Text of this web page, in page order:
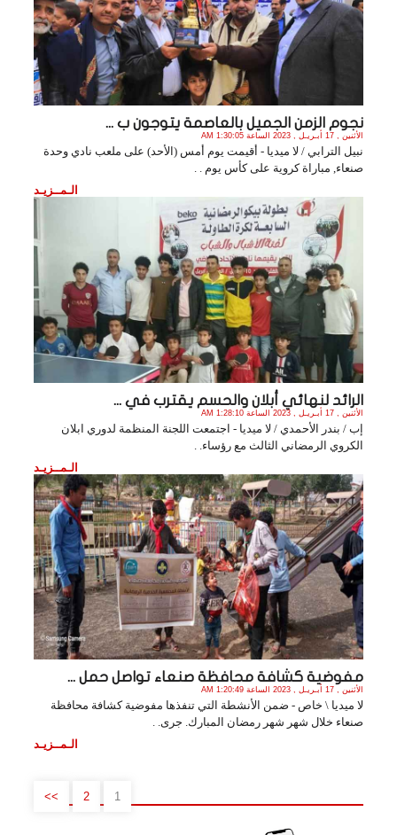
نجوم الزمن الجميل بالعاصمة يتوجون ب ...
الأثنين , 17 أبـريـل , 2023 الساعة 1:30:05 AM
نبيل الترابي / لا ميديا - أقيمت يوم أمس (الأحد) على ملعب نادي وحدة
صنعاء, مباراة كروية على كأس يوم . .
الـمــزيـد
الرائد لنهائي أبلان والحسم يقترب في ...
الأثنين , 17 أبـريـل , 2023 الساعة 1:28:10 AM
إب / بندر الأحمدي / لا ميديا - اجتمعت اللجنة المنظمة لدوري ابلان
الكروي الرمضاني الثالث مع رؤساء. .
الـمــزيـد
مفوضية كشافة محافظة صنعاء تواصل حمل ...
الأثنين , 17 أبـريـل , 2023 الساعة 1:20:49 AM
لا ميديا \ خاص - ضمن الأنشطة التي تنفذها مفوضية كشافة محافظة
صنعاء خلال شهر شهر رمضان المبارك. جرى. .
الـمــزيـد
1
2
>>